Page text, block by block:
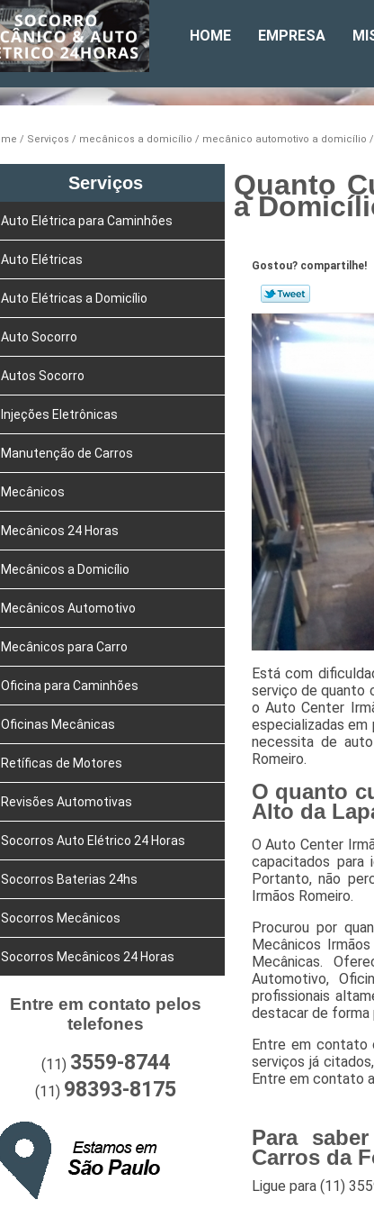
HOME EMPRESA
Serviços mecânicos a domicílio mecânico automotivo a domicílio
Serviços
Auto Elétrica para Caminhões
Auto Elétricas
Auto Elétricas a Domicílio
Auto Socorro
Autos Socorro
Injeções Eletrônicas
Manutenção de Carros
Mecânicos
Mecânicos 24 Horas
Mecânicos a Domicílio
Mecânicos Automotivo
Mecânicos para Carro
Oficina para Caminhões
Oficinas Mecânicas
Retíficas de Motores
Revisões Automotivas
Socorros Auto Elétrico 24 Horas
Socorros Baterias 24hs
Socorros Mecânicos
Socorros Mecânicos 24 Horas
Entre em contato pelos
telefones
(11) 3559-8744
(11) 98393-8175
Quanto
a
Gostou? compartilhe!
Está com
serviço de quanto
o Auto Center
especializadas
necessita de
Romeiro.
O quanto
Alto da
O Auto Center
capacitados para
Portanto, não
Irmãos Romeiro.
Procurou por
Mecânicos
Mecânicas.
Automotivo,
profissionais
destacar de forma
Entre em contato
serviços já
Entre em contato
Para
Carros da
Ligue para (11)